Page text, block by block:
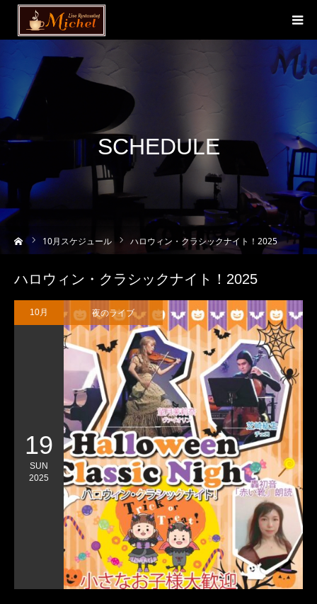
SCHEDULE
10月スケジュール ハロウィン・クラシックナイト！2025
ハロウィン・クラシックナイト！2025
10月
19
SUN
2025
夜のライブ